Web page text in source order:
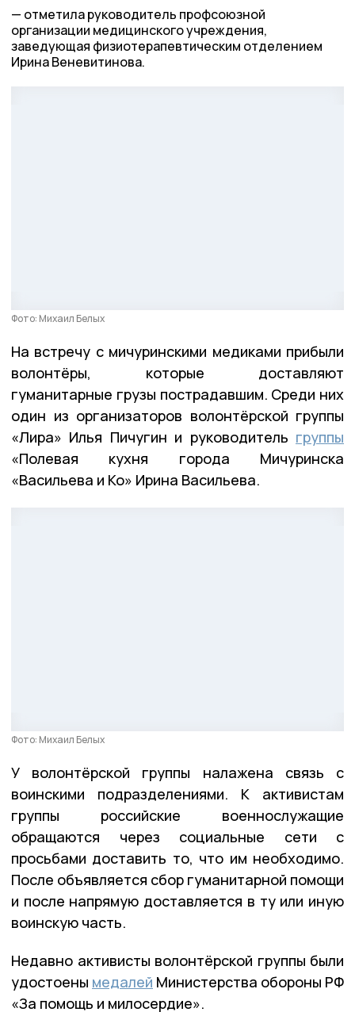
отметила руководитель профсоюзной
организации медицинского учреждения,
заведующая физиотерапевтическим отделением
Ирина Веневитинова.
Фото: Михаил Белых
На встречу с мичуринскими медиками прибыли
волонтёры, которые доставляют
гуманитарные грузы пострадавшим. Среди них
один из организаторов волонтёрской группы
«Лира» Илья Пичугин и руководитель группы
«Полевая кухня города Мичуринска
«Васильева и Ко» Ирина Васильева.
Фото: Михаил Белых
У волонтёрской группы налажена связь с
воинскими подразделениями. К активистам
группы российские военнослужащие
обращаются через социальные сети с
просьбами доставить то, что им необходимо.
После объявляется сбор гуманитарной помощи
и после напрямую доставляется в ту или иную
воинскую часть.
Недавно активисты волонтёрской группы были
удостоены медалей Министерства обороны РФ
«За помощь и милосердие».